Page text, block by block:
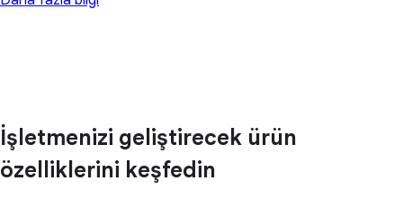
İşletmenizi geliştirecek ürün
özelliklerini keşfedin